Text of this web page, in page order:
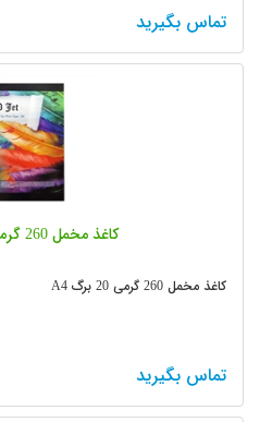
تماس بگیرید
کاغذ مخمل 260 گرمی 20 برگ A4
کاغذ مخمل 260 گرمی 20 برگ A4
تماس بگیرید